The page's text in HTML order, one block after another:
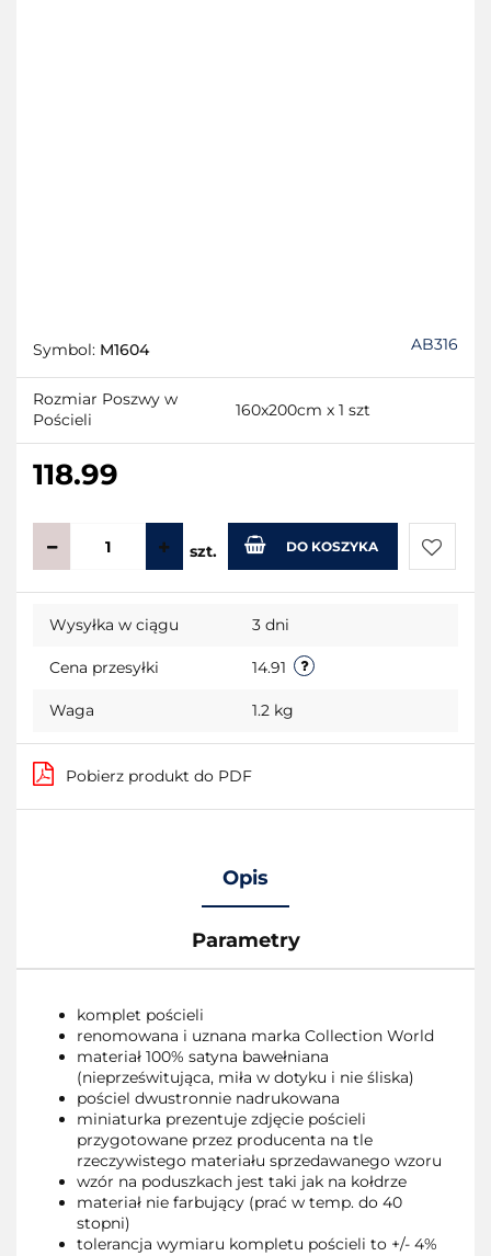
Symbol: M1604 AB316
Rozmiar Poszwy w
Pościeli
160x200cm x 1 szt
118.99
szt. DO KOSZYKA
Do
Wysyłka w ciągu 3 dni
Cena przesyłki 14.91
Waga 1.2 kg
Pobierz produkt do PDF
Opis
Parametry
komplet pościeli
renomowana i uznana marka Collection World
materiał 100% satyna bawełniana
(nieprześwitująca, miła w dotyku i nie śliska)
pościel dwustronnie nadrukowana
miniaturka prezentuje zdjęcie pościeli
przygotowane przez producenta na tle
rzeczywistego materiału sprzedawanego wzoru
wzór na poduszkach jest taki jak na kołdrze
materiał nie farbujący (prać w temp. do 40
stopni)
tolerancja wymiaru kompletu pościeli to +/- 4%